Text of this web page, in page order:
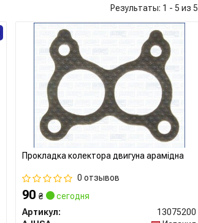
Результаты: 1 - 5 из 5
Прокладка колектора двигуна арамідна
0 отзывов
90₴
сегодня
Артикул:
13075200